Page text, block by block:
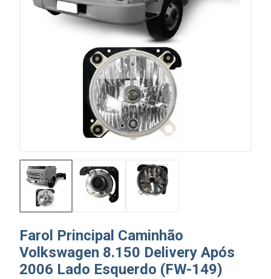
Farol Principal Caminhão
Volkswagen 8.150 Delivery Após
2006 Lado Esquerdo (FW-149)